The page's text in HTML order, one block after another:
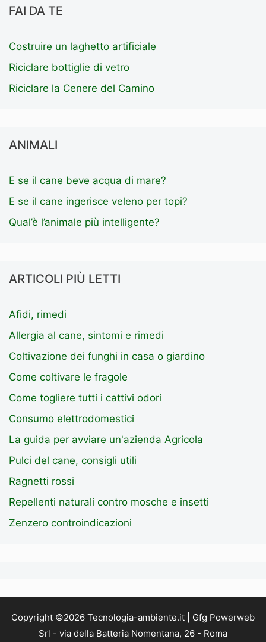
FAI DA TE
Costruire un laghetto artificiale
Riciclare bottiglie di vetro
Riciclare la Cenere del Camino
ANIMALI
E se il cane beve acqua di mare?
E se il cane ingerisce veleno per topi?
Qual’è l’animale più intelligente?
ARTICOLI PIÙ LETTI
Afidi, rimedi
Allergia al cane, sintomi e rimedi
Coltivazione dei funghi in casa o giardino
Come coltivare le fragole
Come togliere tutti i cattivi odori
Consumo elettrodomestici
La guida per avviare un'azienda Agricola
Pulci del cane, consigli utili
Ragnetti rossi
Repellenti naturali contro mosche e insetti
Zenzero controindicazioni
Copyright ©2026 Tecnologia-ambiente.it | Gfg Powerweb
Srl - via della Batteria Nomentana, 26 - Roma